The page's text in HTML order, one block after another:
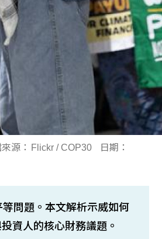
源： Flickr / COP30
日期：
問題。本文解析示威如何
資人的核心財務議題。